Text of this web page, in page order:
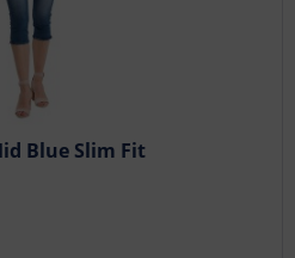
Blue Slim Fit